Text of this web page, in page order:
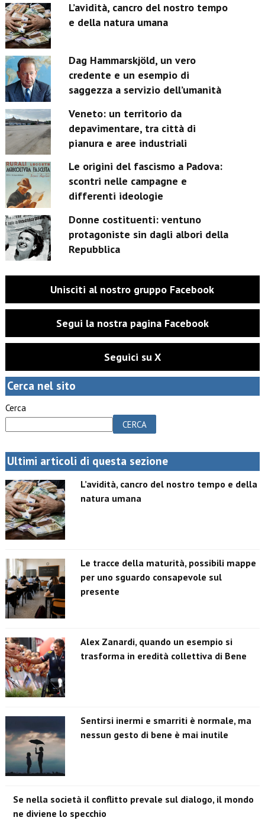
L’avidità, cancro del nostro tempo
e della natura umana
Dag Hammarskjöld, un vero
credente e un esempio di
saggezza a servizio dell’umanità
Veneto: un territorio da
depavimentare, tra città di
pianura e aree industriali
Le origini del fascismo a Padova:
scontri nelle campagne e
differenti ideologie
Donne costituenti: ventuno
protagoniste sin dagli albori della
Repubblica
Unisciti al nostro gruppo Facebook
Segui la nostra pagina Facebook
Seguici su X
Cerca nel sito
Cerca
CERCA
Ultimi articoli di questa sezione
L’avidità, cancro del nostro tempo e della
natura umana
Le tracce della maturità, possibili mappe
per uno sguardo consapevole sul
presente
Alex Zanardi, quando un esempio si
trasforma in eredità collettiva di Bene
Sentirsi inermi e smarriti è normale, ma
nessun gesto di bene è mai inutile
Se nella società il conflitto prevale sul dialogo, il mondo
ne diviene lo specchio